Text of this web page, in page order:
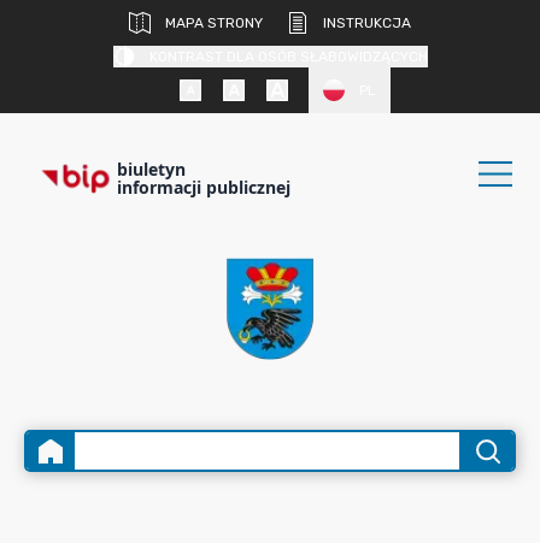
MAPA STRONY
INSTRUKCJA
biuletyn
informacji publicznej